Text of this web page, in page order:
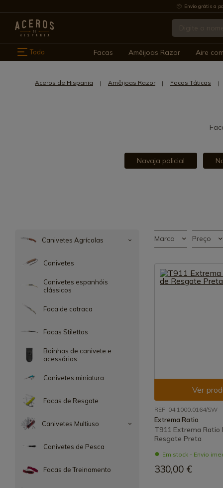
Envio grátis a
Todo Facas Amêijoas Razor Aire
Aceros de Hispania Amêijoas Razor Facas Táticas
Navaja policial
Canivetes Agrícolas
Canivetes
Canivetes espanhóis
clássicos
Faca de catraca
Facas Stilettos
Bainhas de canivete e
acessórios
Canivetes miniatura
Facas de Resgate
Canivetes Multiuso
Canivetes de Pesca
Facas de Treinamento
Marca Preço
Ver
REF: 04.1000.0164/SW
Extrema Ratio
T911 Extrema Ratio
Resgate Preta
Em stock - Envio
330,00 €